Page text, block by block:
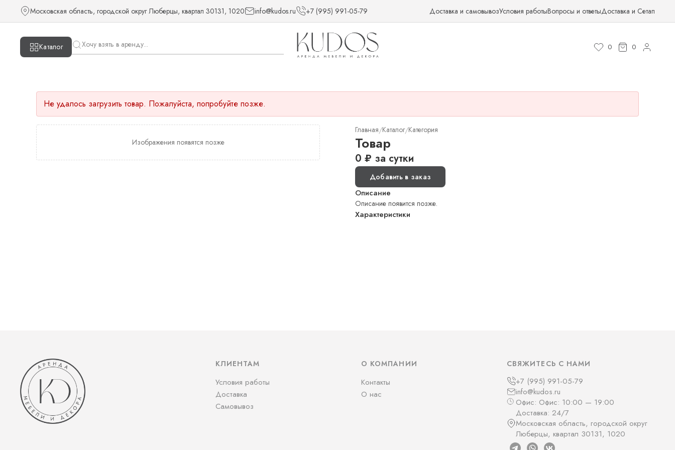
Московская область, городской округ Люберцы, квартал 30131, 1020 info@kudos.ru +7 (995) 991-05-79 Доставка и самовывозУсловия работыВопросы и ответыДоставка и Сетап
Каталог 0 0
Не удалось загрузить товар. Пожалуйста, попробуйте позже.
Изображения появятся позже
Главная/Каталог/Категория
Товар
0 ₽ за сутки
Добавить в заказ
Описание
Описание появится позже.
Характеристики
КЛИЕНТАМ
Условия работы
Доставка
Самовывоз
О КОМПАНИИ
Контакты
О нас
СВЯЖИТЕСЬ С НАМИ
+7 (995) 991-05-79
info@kudos.ru
Офис: Офис: 10:00 — 19:00
Доставка: 24/7
Московская область, городской округ
Люберцы, квартал 30131, 1020